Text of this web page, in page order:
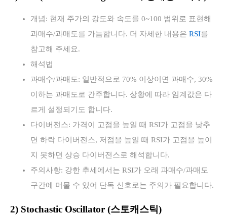
개념: 현재 주가의 강도와 속도를 0~100 범위로 표현해
과매수/과매도를 가늠합니다. 더 자세한 내용은 RSI를
참고해 주세요.
해석법
과매수/과매도: 일반적으로 70% 이상이면 과매수, 30%
이하는 과매도로 간주합니다. 상황에 따라 임계값은 다
르게 설정되기도 합니다.
다이버전스: 가격이 고점을 높일 때 RSI가 고점을 낮추
면 하락 다이버전스, 저점을 높일 때 RSI가 고점을 높이
지 못하면 상승 다이버전스로 해석합니다.
주의사항: 강한 추세에서는 RSI가 오래 과매수/과매도
구간에 머물 수 있어 단독 신호로는 주의가 필요합니다.
2) Stochastic Oscillator (스토캐스틱)